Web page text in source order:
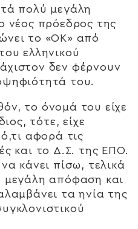
πολύ μεγάλη
νέος πρόεδρος της
το «ΟΚ» από
ελληνικού
δεν φέρνουν
του.
το όνομά του είχε
τότε, είχε
αφορά τις
και το Δ.Σ. της ΕΠΟ.
κάνει πίσω, τελικά
μεγάλη απόφαση και
τα ηνία της